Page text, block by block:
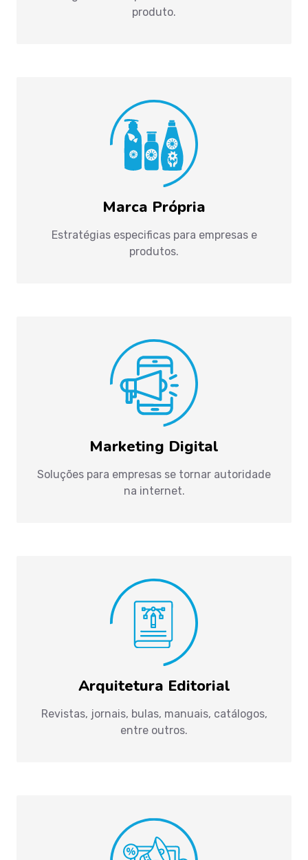
produto.
Marca Própria
Estratégias especificas para empresas e
produtos.
Marketing Digital
Soluções para empresas se tornar autoridade
na internet.
Arquitetura Editorial
Revistas, jornais, bulas, manuais, catálogos,
entre outros.